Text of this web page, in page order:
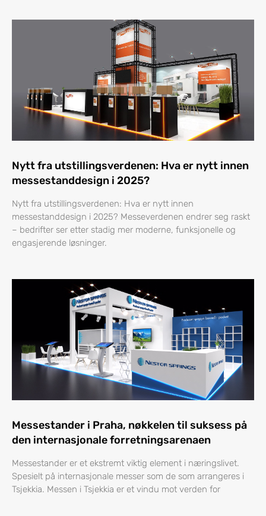
Nytt fra utstillingsverdenen: Hva er nytt innen
messestanddesign i 2025?
Nytt fra utstillingsverdenen: Hva er nytt innen
messestanddesign i 2025? Messeverdenen endrer seg raskt
– bedrifter ser etter stadig mer moderne, funksjonelle og
engasjerende løsninger.
Messestander i Praha, nøkkelen til suksess på
den internasjonale forretningsarenaen
Messestander er et ekstremt viktig element i næringslivet.
Spesielt på internasjonale messer som de som arrangeres i
Tsjekkia. Messen i Tsjekkia er et vindu mot verden for